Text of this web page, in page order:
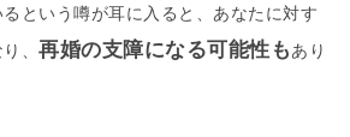
という噂が耳に入ると、あなたに対す
、 再婚の支障になる可能性もあり